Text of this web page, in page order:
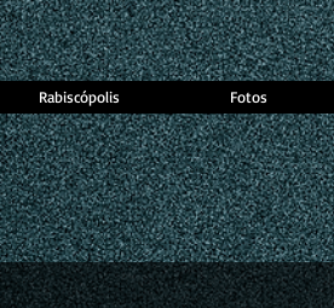
Rabiscópolis Fotos